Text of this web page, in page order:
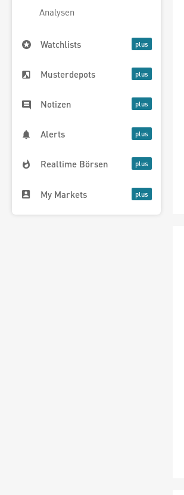
Analysen
Watchlists
Musterdepots
Notizen
Alerts
Realtime Börsen
My Markets